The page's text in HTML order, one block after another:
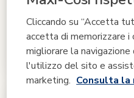
Cliccando su “Accetta
accetta di memorizzare
migliorare la
l'utilizzo del sito e
marketing. Consulta la
Comfort eccellente per il
349,99 €
A magazzino